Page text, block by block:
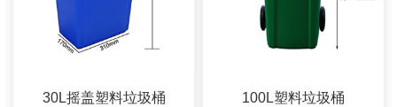
30L摇盖塑料垃圾桶 100L塑料垃圾桶